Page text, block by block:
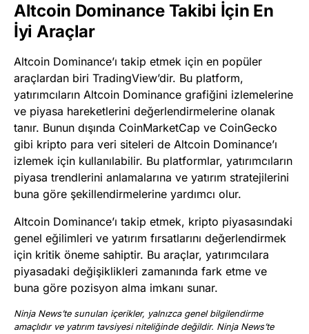
Altcoin Dominance Takibi İçin En
İyi Araçlar
Altcoin Dominance’ı takip etmek için en popüler
araçlardan biri TradingView’dir. Bu platform,
yatırımcıların Altcoin Dominance grafiğini izlemelerine
ve piyasa hareketlerini değerlendirmelerine olanak
tanır. Bunun dışında CoinMarketCap ve CoinGecko
gibi kripto para veri siteleri de Altcoin Dominance’ı
izlemek için kullanılabilir. Bu platformlar, yatırımcıların
piyasa trendlerini anlamalarına ve yatırım stratejilerini
buna göre şekillendirmelerine yardımcı olur.
Altcoin Dominance’ı takip etmek, kripto piyasasındaki
genel eğilimleri ve yatırım fırsatlarını değerlendirmek
için kritik öneme sahiptir. Bu araçlar, yatırımcılara
piyasadaki değişiklikleri zamanında fark etme ve
buna göre pozisyon alma imkanı sunar​.
Ninja News’te sunulan içerikler, yalnızca genel bilgilendirme
amaçlıdır ve yatırım tavsiyesi niteliğinde değildir. Ninja News’te